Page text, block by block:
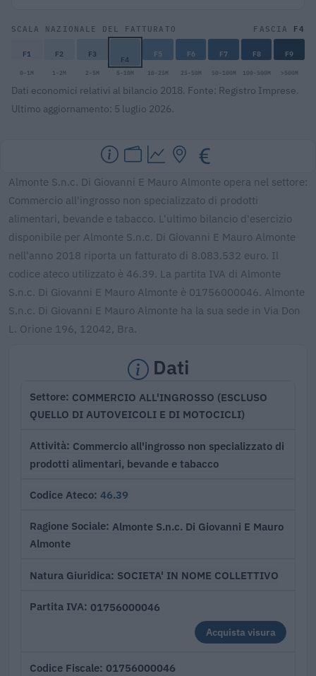
SCALA NAZIONALE DEL FATTURATO FASCIA F4
F1 F2 F3 F4 F5 F6 F7 F8 F9
0-1M 1-2M 2-5M 5-10M 10-25M 25-50M 50-100M 100-500M >500M
Dati economici relativi al bilancio 2018. Fonte: Registro Imprese.
Ultimo aggiornamento: 5 luglio 2026.
Almonte S.n.c. Di Giovanni E Mauro Almonte opera nel settore:
Commercio all'ingrosso non specializzato di prodotti
alimentari, bevande e tabacco. L'ultimo bilancio d'esercizio
disponibile per Almonte S.n.c. Di Giovanni E Mauro Almonte
nell'anno 2018 riporta un fatturato di 8.083.532 euro. Il
codice ateco utilizzato è 46.39. La partita IVA di Almonte
S.n.c. Di Giovanni E Mauro Almonte è 01756000046. Almonte
S.n.c. Di Giovanni E Mauro Almonte ha la sua sede in Via Don
L. Orione 196, 12042, Bra.
Dati
Settore COMMERCIO ALL'INGROSSO (ESCLUSO
QUELLO DI AUTOVEICOLI E DI MOTOCICLI)
Attività Commercio all'ingrosso non specializzato di
prodotti alimentari, bevande e tabacco
Codice Ateco 46.39
Ragione Sociale Almonte S.n.c. Di Giovanni E Mauro
Almonte
Natura Giuridica SOCIETA' IN NOME COLLETTIVO
Partita IVA 01756000046
Acquista visura
Codice Fiscale 01756000046